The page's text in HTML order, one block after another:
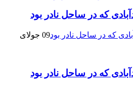
که در ساحل نادر بود
09 جولای
که در ساحل نادر بود